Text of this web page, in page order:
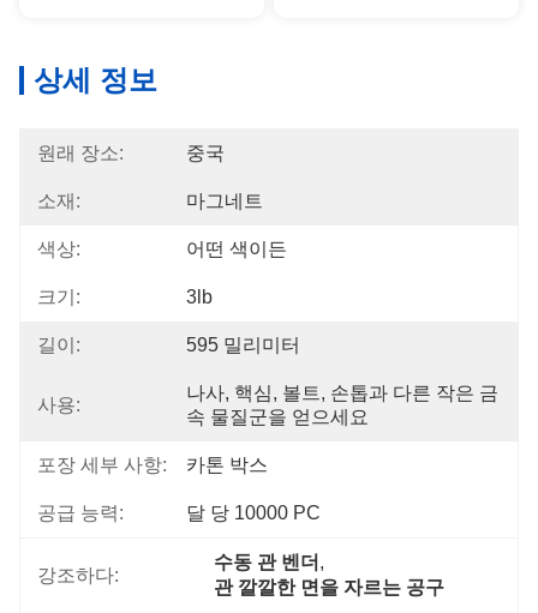
상세 정보
원래 장소: 중국
소재: 마그네트
색상: 어떤 색이든
크기: 3lb
길이: 595 밀리미터
사용:
나사, 핵심, 볼트, 손톱과 다른 작은 금
속 물질군을 얻으세요
포장 세부 사항: 카톤 박스
공급 능력: 달 당 10000 PC
강조하다:
수동 관 벤더 ,
관 깔깔한 면을 자르는 공구